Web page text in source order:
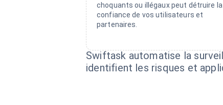
choquants ou illégaux peut détruire la
confiance de vos utilisateurs et
partenaires.
Swiftask automatise la
identifient les risques et